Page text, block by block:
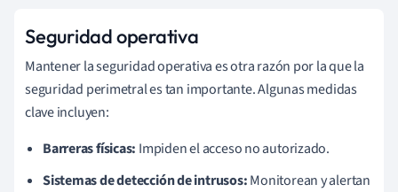
Seguridad operativa
Mantener la seguridad operativa es otra razón por la que la
seguridad perimetral es tan importante. Algunas medidas
clave incluyen:
Barreras físicas: Impiden el acceso no autorizado.
Sistemas de detección de intrusos:Monitorean y alertan